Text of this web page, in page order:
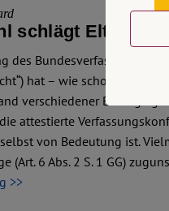
schlägt
des
hat – wie schon die
verschiedener Beiträge
attestierte
von Bedeutung ist.
(Art. 6 Abs. 2 S. 1 GG)
>>